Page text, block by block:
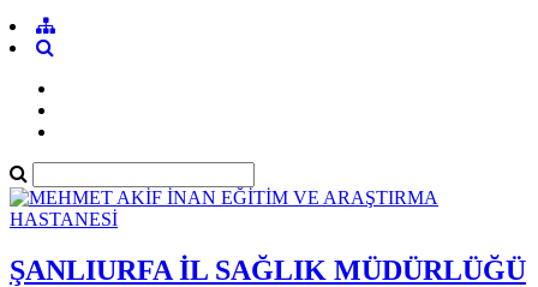
ŞANLIURFA İL SAĞLIK MÜDÜRLÜĞÜ